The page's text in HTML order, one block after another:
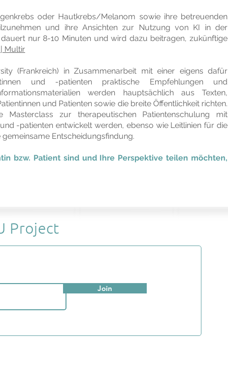
oder Hautkrebs/Melanom sowie ihre betreuenden
und ihre Ansichten zur Nutzung von KI in der
nur 8-10 Minuten und wird dazu beitragen, zukünftige
Multir
(Frankreich) in Zusammenarbeit mit einer eigens dafür
und -patienten praktische Empfehlungen und
werden hauptsächlich aus Texten,
und Patienten sowie die breite Öffentlichkeit richten.
zur therapeutischen Patientenschulung mit
-patienten entwickelt werden, ebenso wie Leitlinien für die
Entscheidungsfindung.
bzw. Patient sind und Ihre Perspektive teilen möchten,
Project
Join